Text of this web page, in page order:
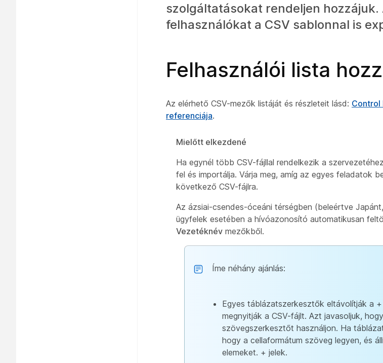
szolgáltatásokat rendeljen
felhasználókat a CSV sablonnal is
Felhasználói lista
Az elérhető CSV-mezők listáját és részleteit lásd: Control
referenciája.
Mielőtt elkezdené
Ha egynél több CSV-fájllal rendelkezik a
fel és importálja. Várja meg, amíg az egyes feladatok
következő CSV-fájlra.
Az ázsiai-csendes-óceáni térségben (beleértve
ügyfelek esetében a hívóazonosító automatikusan
Vezetéknév mezőkből.
Íme néhány ajánlás:
Egyes táblázatszerkesztők eltávolítják a
megnyitják a CSV-fájlt. Azt javasoljuk,
szövegszerkesztőt használjon. Ha
hogy a cellaformátum szöveg legyen, és
elemeket. + jelek.